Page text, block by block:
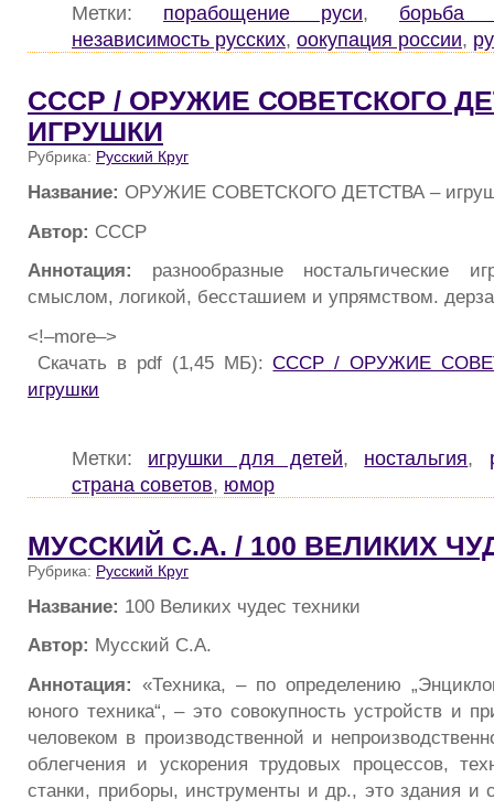
Метки: порабощение руси, борьба
независимость русских, оокупация россии,
СССР / ОРУЖИЕ СОВЕТСКОГО
ИГРУШКИ
Рубрика: Русский Круг
Название: ОРУЖИЕ СОВЕТСКОГО ДЕТСТВА –
Автор: СССР
Аннотация: разнообразные ностальгические
смыслом, логикой, бессташием и упрямством.
<!–more–>
Скачать в pdf (1,45 МБ):СССР / ОРУЖИЕ
игрушки
Метки: игрушки для детей, ностальгия,
страна советов, юмор
МУССКИЙ С.А. / 100 ВЕЛИКИХ
Рубрика: Русский Круг
Название: 100 Великих чудес техники
Автор: Мусский С.А.
Аннотация: «Техника, – по определению
юного техника“, – это совокупность устройств и
человеком в производственной и
облегчения и ускорения трудовых процессов,
станки, приборы, инструменты и др., это здания и